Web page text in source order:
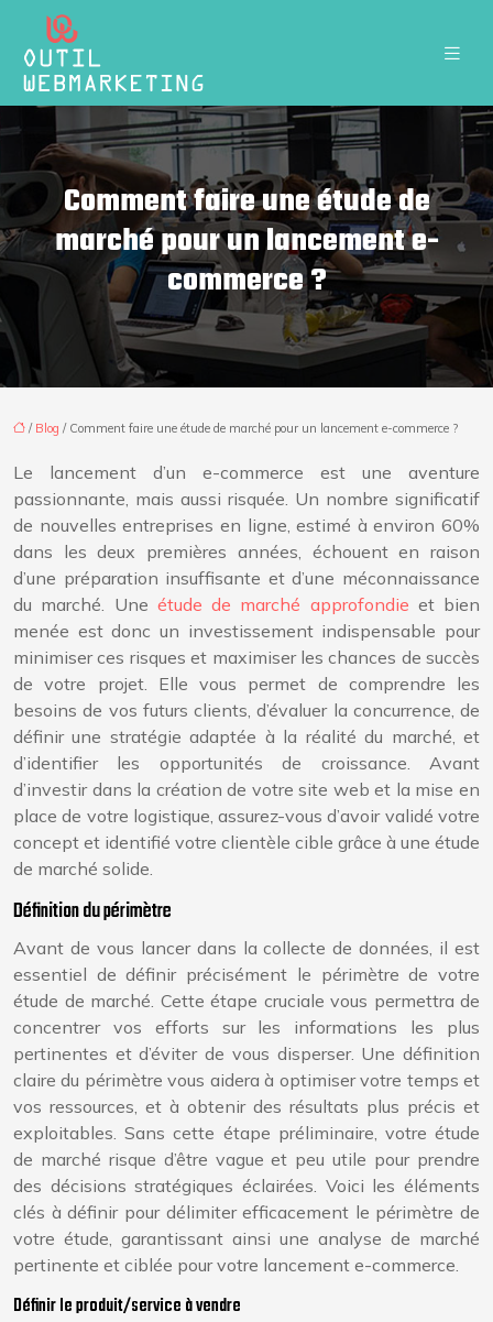
Comment faire une étude de
marché pour un lancement e-
commerce ?
/ Blog / Comment faire une étude de marché pour un lancement e-commerce ?
Le lancement d’un e-commerce est une aventure
passionnante, mais aussi risquée. Un nombre significatif
de nouvelles entreprises en ligne, estimé à environ 60%
dans les deux premières années, échouent en raison
d’une préparation insuffisante et d’une méconnaissance
du marché. Une étude de marché approfondie et bien
menée est donc un investissement indispensable pour
minimiser ces risques et maximiser les chances de succès
de votre projet. Elle vous permet de comprendre les
besoins de vos futurs clients, d’évaluer la concurrence, de
définir une stratégie adaptée à la réalité du marché, et
d’identifier les opportunités de croissance. Avant
d’investir dans la création de votre site web et la mise en
place de votre logistique, assurez-vous d’avoir validé votre
concept et identifié votre clientèle cible grâce à une étude
de marché solide.
Définition du périmètre
Avant de vous lancer dans la collecte de données, il est
essentiel de définir précisément le périmètre de votre
étude de marché. Cette étape cruciale vous permettra de
concentrer vos efforts sur les informations les plus
pertinentes et d’éviter de vous disperser. Une définition
claire du périmètre vous aidera à optimiser votre temps et
vos ressources, et à obtenir des résultats plus précis et
exploitables. Sans cette étape préliminaire, votre étude
de marché risque d’être vague et peu utile pour prendre
des décisions stratégiques éclairées. Voici les éléments
clés à définir pour délimiter efficacement le périmètre de
votre étude, garantissant ainsi une analyse de marché
pertinente et ciblée pour votre lancement e-commerce.
Définir le produit/service à vendre